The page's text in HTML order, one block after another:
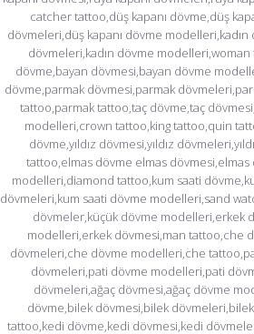
catcher tattoo,düş kapanı dövme,düş
dövmeleri,düş kapanı dövme modelleri,kadın
dövmeleri,kadın dövme
dövme,bayan dövmesi,bayan dövme
dövme,parmak dövmesi,parmak
tattoo,parmak tattoo,taç dövme,taç
modelleri,crown tattoo,king tattoo,quin
dövme,yıldız dövmesi,yıldız
tattoo,elmas dövme elmas
modelleri,diamond tattoo,kum saati
dövmeleri,kum saati dövme modelleri,sand
dövmeler,küçük dövme modelleri,erkek
modelleri,erkek dövmesi,man tattoo,che
dövmeleri,che dövme modelleri,che
dövmeleri,pati dövme modelleri,pati
dövmeleri,ağaç dövmesi,ağaç dövme
dövme,bilek dövmesi,bilek
tattoo,kedi dövme,kedi dövmesi,kedi